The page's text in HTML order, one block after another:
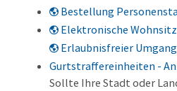
Bestellung
Elektronische
Erlaubnisfreier
Gurtstraffereinheiten -
Sollte Ihre Stadt oder